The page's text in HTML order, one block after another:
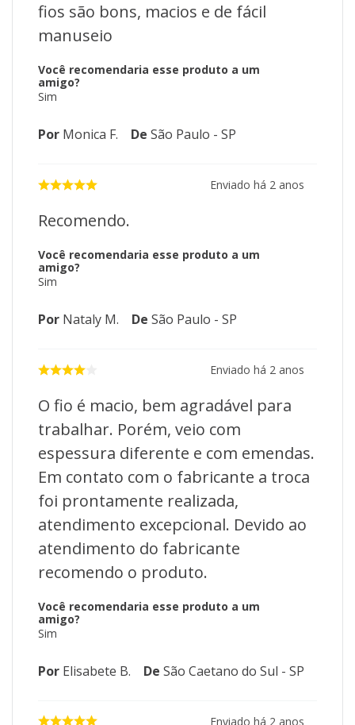
fios são bons, macios e de fácil
manuseio
Você recomendaria esse produto a um
amigo?
Sim
Por Monica F. De São Paulo - SP
Enviado há 2 anos
Recomendo.
Você recomendaria esse produto a um
amigo?
Sim
Por Nataly M. De São Paulo - SP
Enviado há 2 anos
O fio é macio, bem agradável para
trabalhar. Porém, veio com
espessura diferente e com emendas.
Em contato com o fabricante a troca
foi prontamente realizada,
atendimento excepcional. Devido ao
atendimento do fabricante
recomendo o produto.
Você recomendaria esse produto a um
amigo?
Sim
Por Elisabete B. De São Caetano do Sul - SP
Enviado há 2 anos